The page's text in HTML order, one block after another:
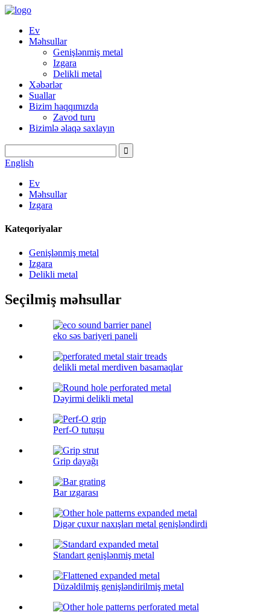
Ev
Məhsullar
Genişlənmiş metal
Izgara
Delikli metal
Xəbərlər
Suallar
Bizim haqqımızda
Zavod turu
Bizimlə əlaqə saxlayın
English
Ev
Məhsullar
Izgara
Kateqoriyalar
Genişlənmiş metal
Izgara
Delikli metal
Seçilmiş məhsullar
eko səs bariyeri paneli
delikli metal merdiven basamaqlar
Dəyirmi delikli metal
Perf-O tutuşu
Grip dayağı
Bar ızgarası
Digər çuxur naxışları metal genişləndirdi
Standart genişlənmiş metal
Düzəldilmiş genişləndirilmiş metal